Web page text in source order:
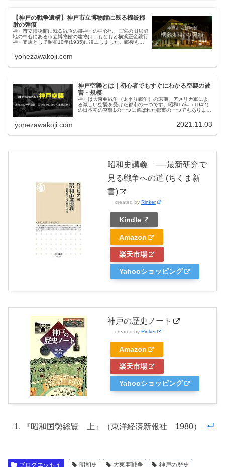
【神戸の戦争遺構】神戸市立博物館に残る機銃掃
射の弾痕
神戸市立博物館に残る戦争の跡神戸の中心地、三宮の旧居留
地の中心にある市立博物館の建物は、もともと横浜正金銀行
神戸支店として昭和10年(1935)に竣工しました。戦後も銀
至っています。銀行...
yonezawakoji.com
神戸空襲とは｜初心者でもすぐにわかる空襲の被
害・規模
神戸は大東亜戦争（太平洋戦争）の末期、アメリカ軍によ
る激しい空襲を受けた都市の一つです。昭和17年（1942）
の日本初の空襲1の一つに選ばれた都市の一つでもありま
yonezawakoji.com 2021.11.03
昭和史講義 ──最新研究で
見る戦争への道 (ちくま新
書)
created by Rinker
Kindle
Amazon
楽天市場
Yahooショッピング
神戸の歴史ノート
created by Rinker
Amazon
楽天市場
Yahooショッピング
『昭和国勢総覧 上』（東洋経済新報社 1980）
ブログエッセイ 昭和史 大東亜戦争 神戸の歴史